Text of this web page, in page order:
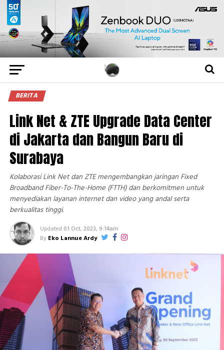
BERITA
Link Net & ZTE Upgrade Data Center
di Jakarta dan Bangun Baru di
Surabaya
Kolaborasi Link Net dan ZTE mengembangkan jaringan Fixed
Broadband Fiber-To-The-Home (FTTH) dan berkomitmen untuk
menyediakan layanan internet dan video yang andal serta
berkualitas tinggi.
Updated 01 Oct, 2023, 9:14am
By Eko Lannue Ardy